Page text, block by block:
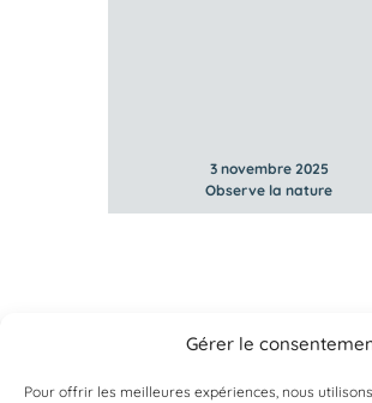
Gérer le
Pour offrir les meilleures expériences, nous
3 novembre 2025
Observe la nature